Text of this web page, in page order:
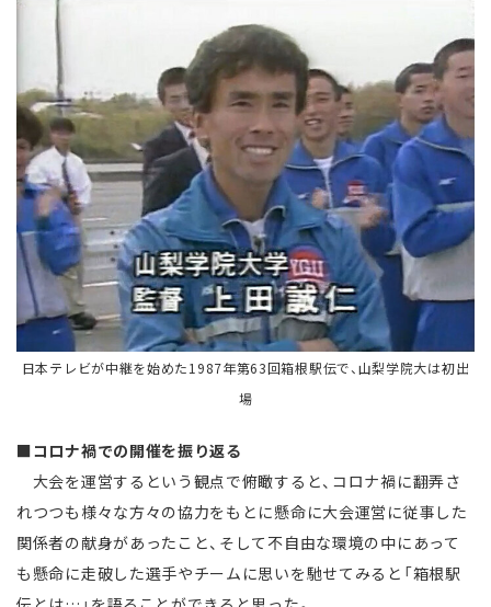
日本テレビが中継を始めた1987年第63回箱根駅伝で、山梨学院大は初出
場
■コロナ禍での開催を振り返る
大会を運営するという観点で俯瞰すると、コロナ禍に翻弄さ
れつつも様々な方々の協力をもとに懸命に大会運営に従事した
関係者の献身があったこと、そして不自由な環境の中にあって
も懸命に走破した選手やチームに思いを馳せてみると「箱根駅